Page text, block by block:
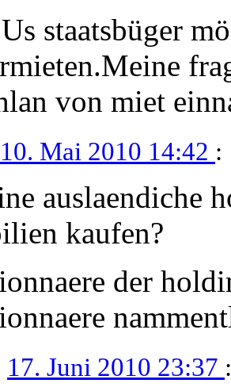
staatsbüger
von miet
10. Mai 2010 14:42 :
auslaendiche
kaufen?
der
17. Juni 2010 23:37 :